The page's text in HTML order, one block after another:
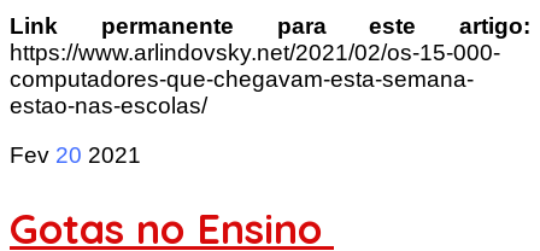
Link permanente para este artigo:
https://www.arlindovsky.net/2021/02/os-15-000-
computadores-que-chegavam-esta-semana-
estao-nas-escolas/
Fev 20 2021
Gotas no Ensino